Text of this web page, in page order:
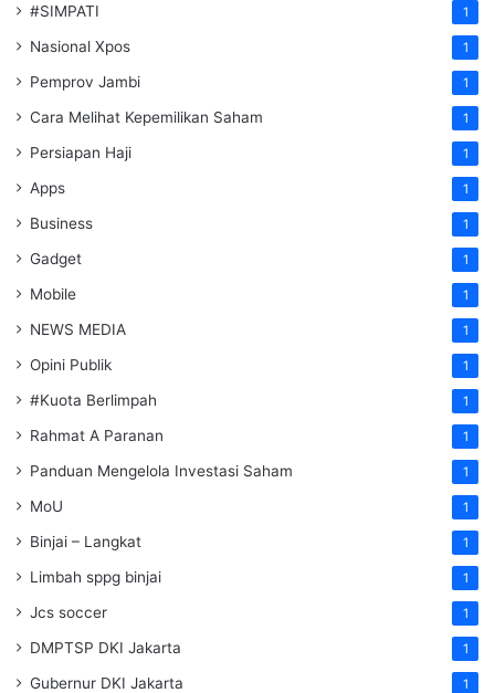
#SIMPATI 1
Nasional Xpos 1
Pemprov Jambi 1
Cara Melihat Kepemilikan Saham 1
Persiapan Haji 1
Apps 1
Business 1
Gadget 1
Mobile 1
NEWS MEDIA 1
Opini Publik 1
#Kuota Berlimpah 1
Rahmat A Paranan 1
Panduan Mengelola Investasi Saham 1
MoU 1
Binjai – Langkat 1
Limbah sppg binjai 1
Jcs soccer 1
DMPTSP DKI Jakarta 1
Gubernur DKI Jakarta 1